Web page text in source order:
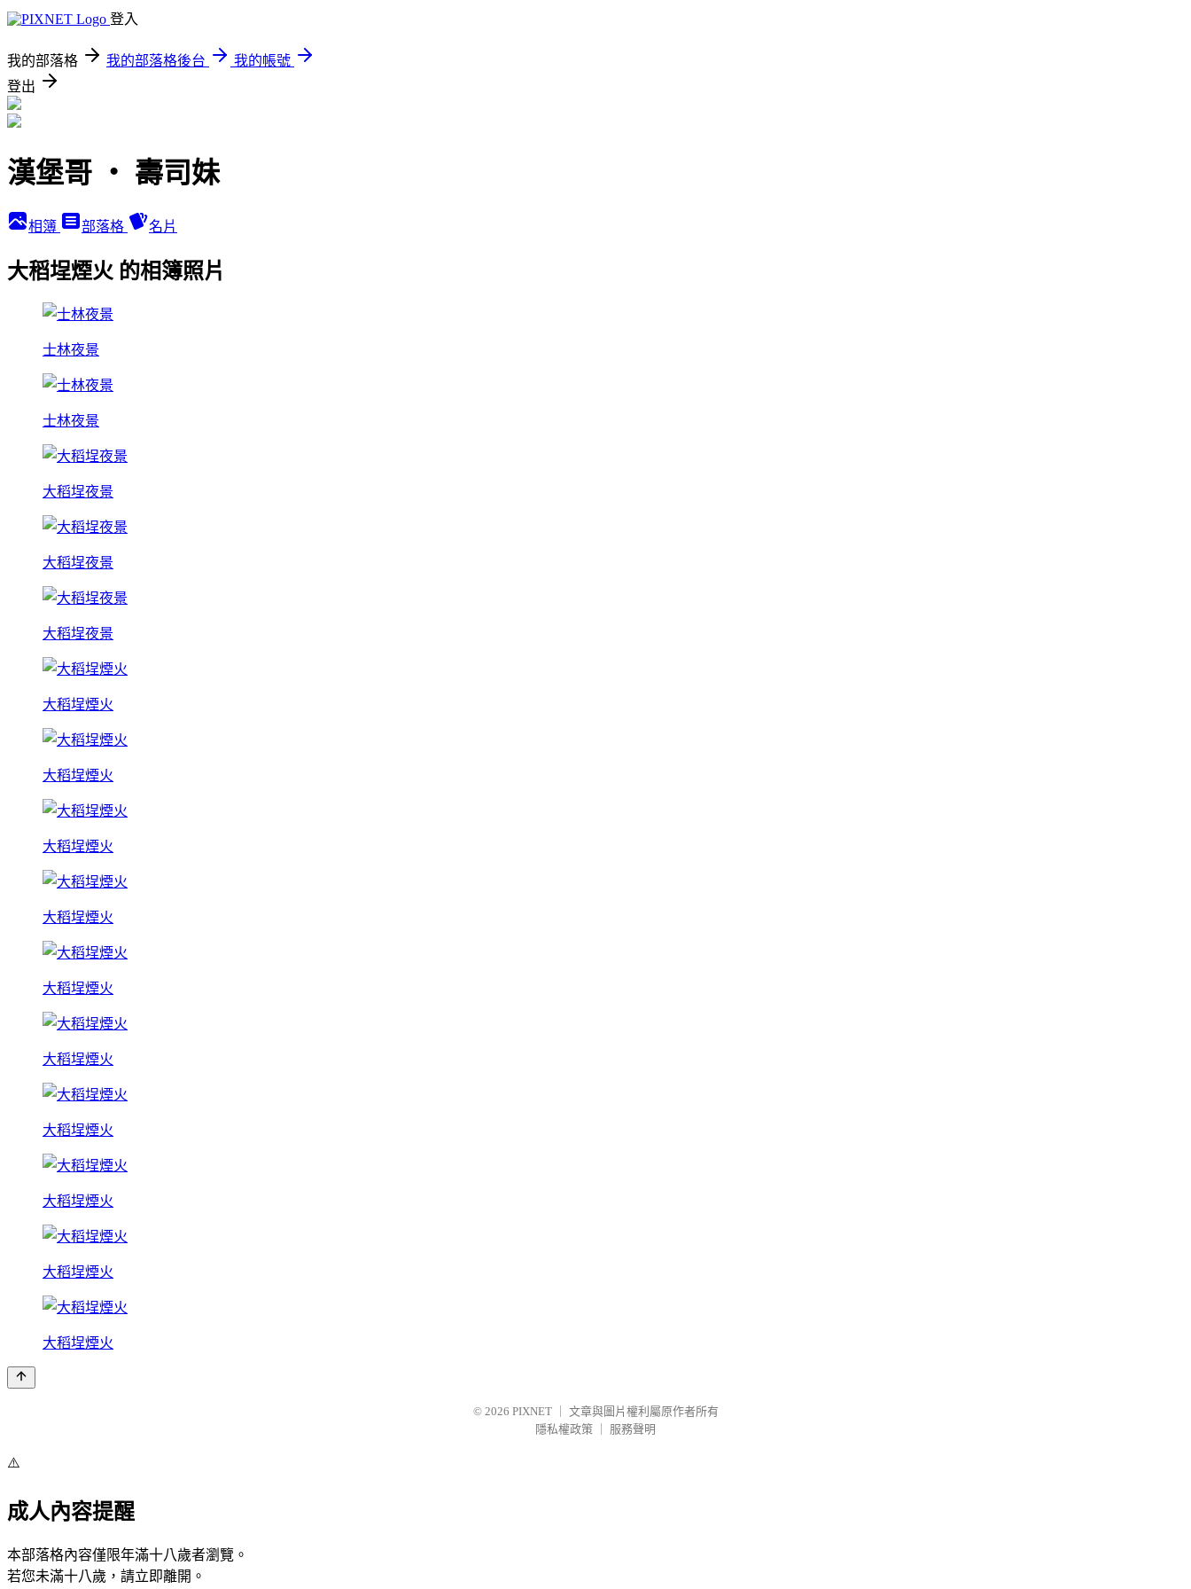
登入
我的部落格 我的部落格後台
我的帳號
登出
漢堡哥 ‧ 壽司妹
相簿 部落格 名片
大稻埕煙火 的相簿照片
士林夜景
士林夜景
大稻埕夜景
大稻埕夜景
大稻埕夜景
大稻埕煙火
大稻埕煙火
大稻埕煙火
大稻埕煙火
大稻埕煙火
大稻埕煙火
大稻埕煙火
大稻埕煙火
大稻埕煙火
大稻埕煙火
© 2026 PIXNET
文章與圖片權利屬原作者所有
隱私權政策
服務聲明
⚠️
成人內容提醒
本部落格內容僅限年滿十八歲者瀏覽。
若您未滿十八歲，請立即離開。